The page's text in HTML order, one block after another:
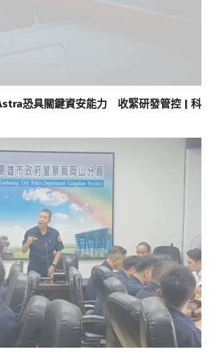
恐具關鍵資安能力 收緊研發管控 | 科